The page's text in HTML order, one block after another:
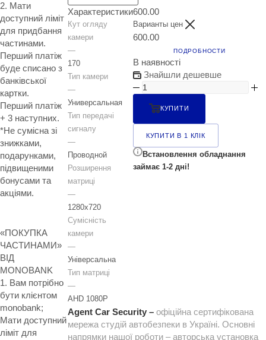
2. Мати
доступний ліміт
для придбання
частинами.
Перший платіж
буде списано з
банківської
картки.
Перший платіж
+ 3 наступних.
*Не сумісна зі
знижками,
подарунками,
підвищеними
бонусами та
акціями.
«ПОКУПКА
ЧАСТИНАМИ»
ВІД
MONOBANK
1. Вам потрібно
бути клієнтом
monobank;
Мати доступний
ліміт для
Характеристики
Кут огляду
камери
—
170
Тип камери
—
Универсальная
Тип передачі
сигналу
—
Проводной
Розширення
матриці
—
1280x720
Сумісність
камери
—
Універсальна
Тип матриці
—
AHD 1080P
600.00
Варианты цен
600.00
ПОДРОБНОСТИ
В наявності
Знайшли дешевше
КУПИТИ
КУПИТИ В 1 КЛІК
Встановлення обладнання
займає 1-2 дні!
Agent Car Security – офіційна сертифікована
мережа студій автобезпеки в Україні. Основні
напрямки нашої роботи – авторська установка